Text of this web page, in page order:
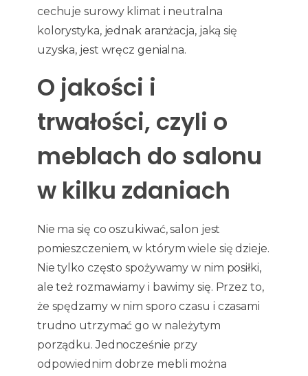
cechuje surowy klimat i neutralna
kolorystyka, jednak aranżacja, jaką się
uzyska, jest wręcz genialna.
O jakości i
trwałości, czyli o
meblach do salonu
w kilku zdaniach
Nie ma się co oszukiwać, salon jest
pomieszczeniem, w którym wiele się dzieje.
Nie tylko często spożywamy w nim posiłki,
ale też rozmawiamy i bawimy się. Przez to,
że spędzamy w nim sporo czasu i czasami
trudno utrzymać go w należytym
porządku. Jednocześnie przy
odpowiednim dobrze mebli można